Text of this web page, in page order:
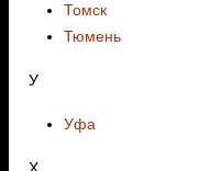
Томск
Тюмень
У
Уфа